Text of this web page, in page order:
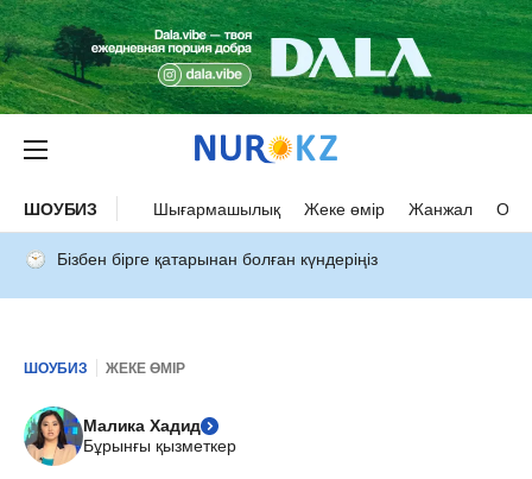
ШОУБИЗ Шығармашылық Жеке өмір Жанжал
Бізбен бірге қатарынан болған күндеріңіз
ШОУБИЗ ЖЕКЕ ӨМІР
Малика Хадид
Бұрынғы қызметкер